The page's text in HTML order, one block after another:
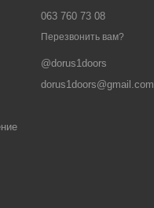
063 760 73 08
Перезвонить вам?
@dorus1doors
dorus1doors@gmail.com